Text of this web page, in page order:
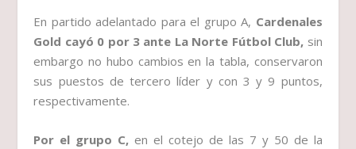
En partido adelantado para el grupo A, Cardenales
Gold cayó 0 por 3 ante La Norte Fútbol Club, sin
embargo no hubo cambios en la tabla, conservaron
sus puestos de tercero líder y con 3 y 9 puntos,
respectivamente.
Por el grupo C, en el cotejo de las 7 y 50 de la